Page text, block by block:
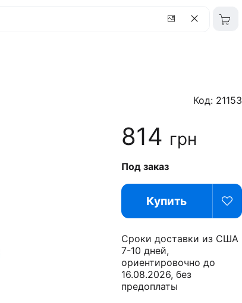
Код: 21153
814 грн
Под заказ
Купить
Сроки доставки из США
7-10 дней,
ориентировочно до
16.08.2026, без
предоплаты